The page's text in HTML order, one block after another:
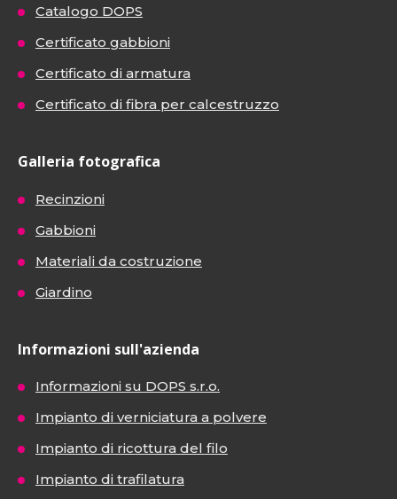
Catalogo DOPS
Certificato gabbioni
Certificato di armatura
Certificato di fibra per calcestruzzo
Galleria fotografica
Recinzioni
Gabbioni
Materiali da costruzione
Giardino
Informazioni sull'azienda
Informazioni su DOPS s.r.o.
Impianto di verniciatura a polvere
Impianto di ricottura del filo
Impianto di trafilatura